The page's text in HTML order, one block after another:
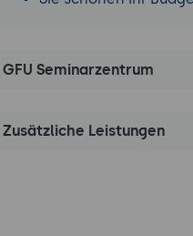
GFU Seminarzentrum
Zusätzliche Leistungen